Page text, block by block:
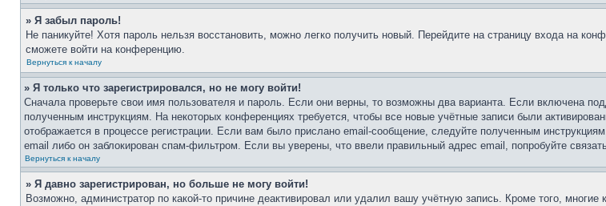
» Я забыл пароль!
Не паникуйте! Хотя пароль нельзя восстановить, можно легко получить новый. Перейдите на страницу входа на
сможете войти на конференцию.
Вернуться к началу
» Я только что зарегистрировался, но не могу войти!
Сначала проверьте свои имя пользователя и пароль. Если они верны, то возможны два варианта. Если включена
полученным инструкциям. На некоторых конференциях требуется, чтобы все новые учётные записи были
отображается в процессе регистрации. Если вам было прислано email-сообщение, следуйте полученным
email либо он заблокирован спам-фильтром. Если вы уверены, что ввели правильный адрес email, попробуйте
Вернуться к началу
» Я давно зарегистрирован, но больше не могу войти!
Возможно, администратор по какой-то причине деактивировал или удалил вашу учётную запись. Кроме того,